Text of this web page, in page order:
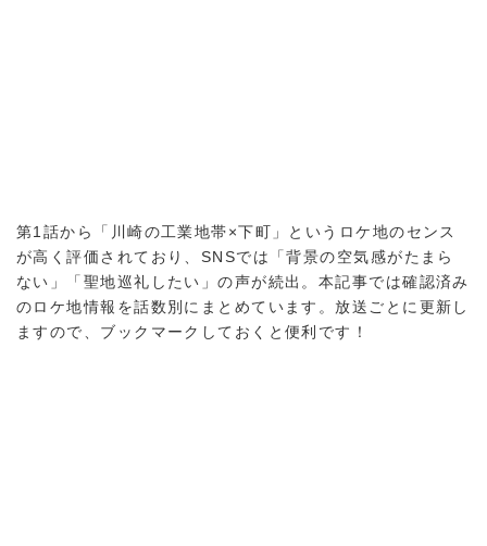
第1話から「川崎の工業地帯×下町」というロケ地のセンス
が高く評価されており、SNSでは「背景の空気感がたまら
ない」「聖地巡礼したい」の声が続出。本記事では確認済み
のロケ地情報を話数別にまとめています。放送ごとに更新し
ますので、ブックマークしておくと便利です！